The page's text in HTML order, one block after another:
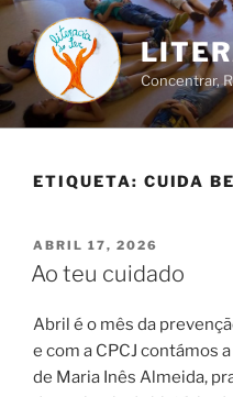
Saltar
para
o
conteúdo
Concentrar,
ETIQUETA: CUIDA
PUBLICADO
EM
ABRIL 17, 2026
Ao teu cuidado
Abril é o mês da
e com a CPCJ contámos
de Maria Inês Almeida,